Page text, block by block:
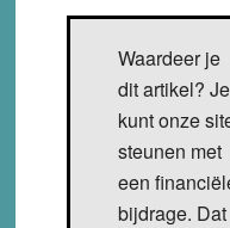
Waardeer je
dit artikel? Je
kunt onze
steunen met
een
bijdrage. Dat